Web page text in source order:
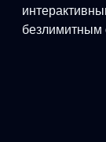
безлимитным